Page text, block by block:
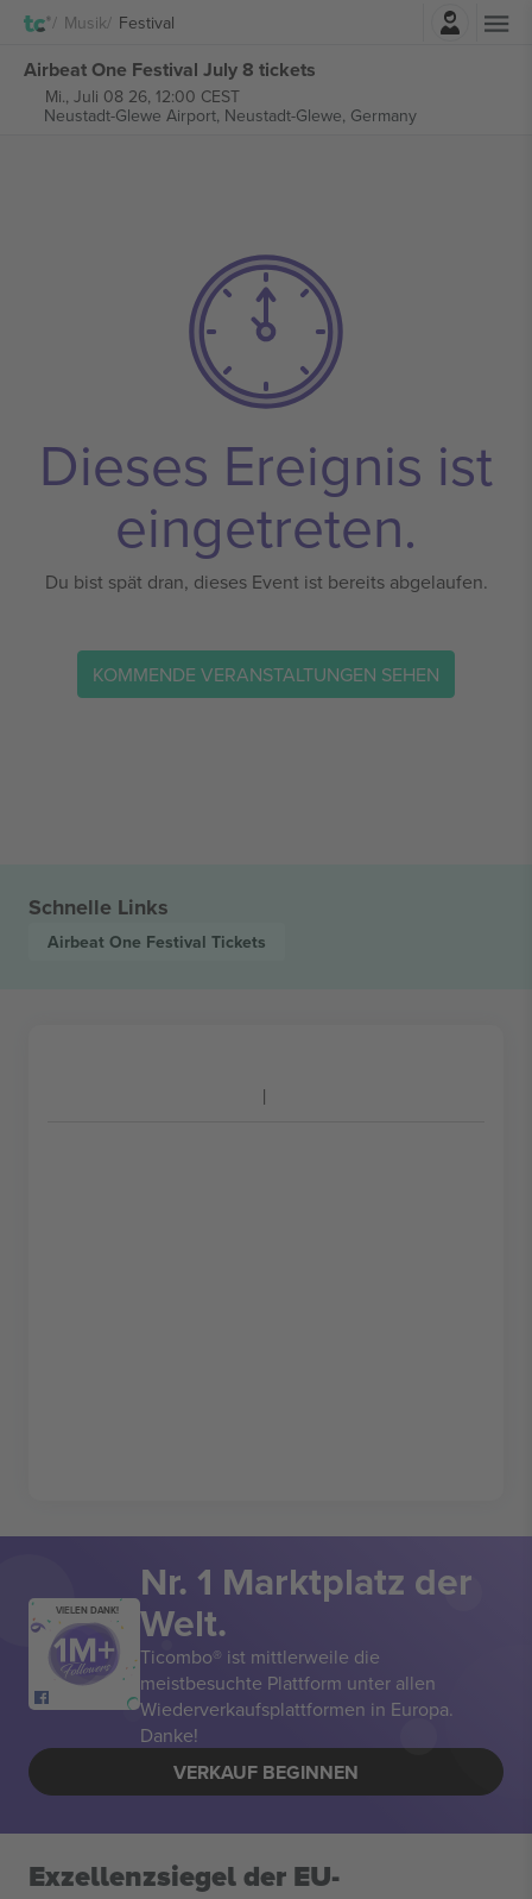
Musik Festival
Airbeat One Festival July 8 tickets
Mi., Juli 08 26, 12:00 CEST
Neustadt-Glewe Airport, Neustadt-Glewe, Germany
Dieses Ereignis ist
eingetreten.
Du bist spät dran, dieses Event ist bereits abgelaufen.
KOMMENDE VERANSTALTUNGEN SEHEN
Schnelle Links
Airbeat One Festival Tickets
VIELEN DANK!
Nr. 1 Marktplatz der
Welt.
Ticombo® ist mittlerweile die
meistbesuchte Plattform unter allen
Wiederverkaufsplattformen in Europa.
Danke!
VERKAUF BEGINNEN
Exzellenzsiegel der EU-